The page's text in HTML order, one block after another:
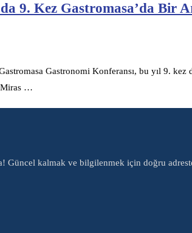
9. Kez Gastromasa’da Bir
Gastronomi Konferansı, bu yıl 9. kez
Miras …
Güncel kalmak ve bilgilenmek için doğru